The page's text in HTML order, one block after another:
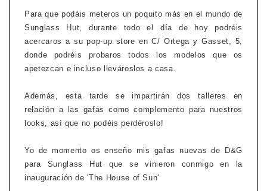
Para que podáis meteros un poquito más en el mundo de
Sunglass Hut, durante todo el día de hoy podréis
acercaros a su pop-up store en C/ Ortega y Gasset, 5,
donde podréis probaros todos los modelos que os
apetezcan e incluso llevároslos a casa.
Además, esta tarde se impartirán dos talleres en
relación a las gafas como complemento para nuestros
looks, así que no podéis perdéroslo!
Yo de momento os enseño mis gafas nuevas de D&G
para Sunglass Hut que se vinieron conmigo en la
inauguración de 'The House of Sun'